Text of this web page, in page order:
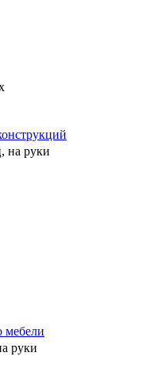
на руки
мебели
руки